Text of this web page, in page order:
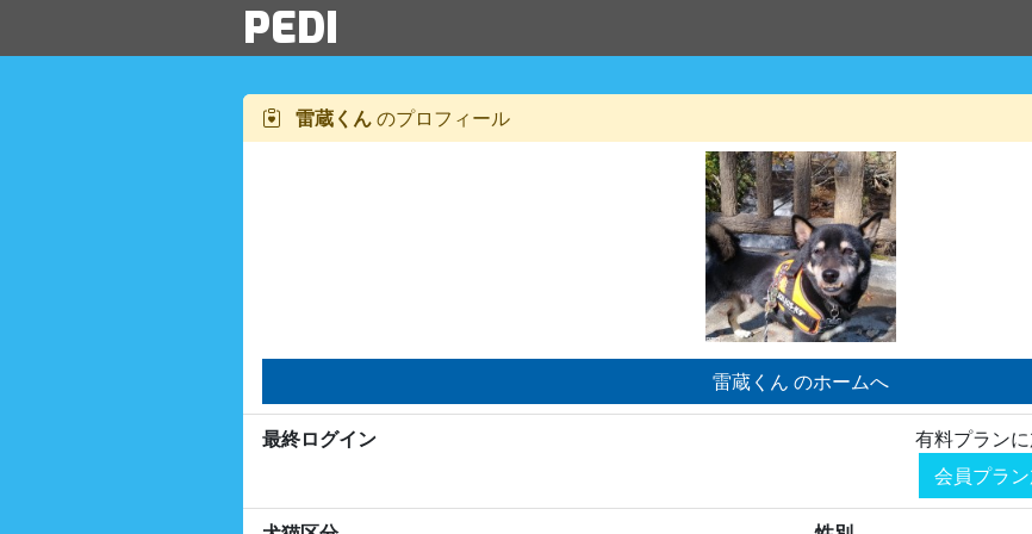
PEDI
雷蔵くんのプロフィール
雷蔵くん のホームへ
最終ログイン
有料プラン
会員プラ